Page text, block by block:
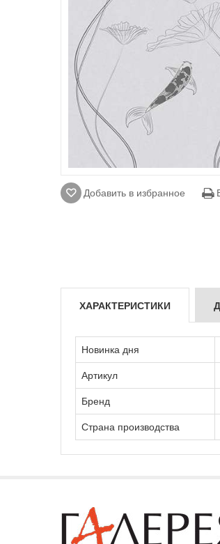
Добавить в избранное
ХАРАКТЕРИСТИКИ
Новинка дня
Артикул
Бренд
Страна производства